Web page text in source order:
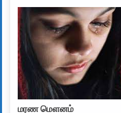
மரண மௌனம்